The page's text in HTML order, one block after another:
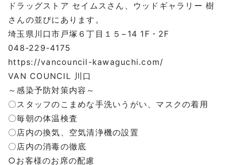
ドラッグストア セイムスさん、ウッドギャラリー 樹
さんの並びにあります。
埼玉県川口市戸塚６丁目１５ −14 1F ・ 2F
048-229-4175
https://vancouncil-kawaguchi.com/
VAN COUNCIL 川口
～感染予防対策内容～
〇スタッフのこまめな手洗いうがい、マスクの着用
〇毎朝の体温検査
〇店内の換気、空気清浄機の設置
〇店内の消毒の徹底
○お客様のお席の配慮